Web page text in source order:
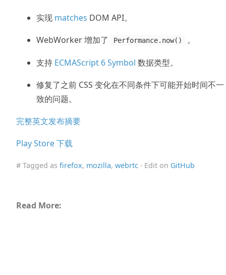
实现 matches DOM API。
WebWorker 增加了
Performance.now() 。
支持 ECMAScript 6 Symbol 数据类型。
修复了之前 CSS 变化在不同条件下可能开始时间不一
致的问题。
完整英文发布摘要
Play Store 下载
# Tagged as firefox, mozilla, webrtc · Edit on GitHub
Read More: